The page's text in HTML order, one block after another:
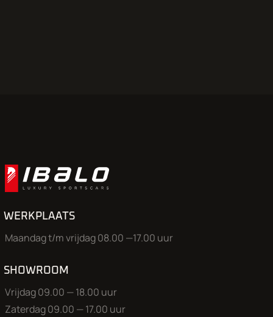
WERKPLAATS
Maandag t/m vrijdag 08.00 —17.00 uur
SHOWROOM
Vrijdag 09.00 — 18.00 uur
Zaterdag 09.00 — 17.00 uur